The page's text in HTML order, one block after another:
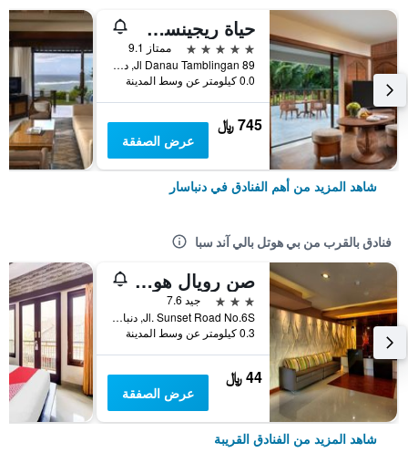
حياة ريجينسي بالي
5 نجوم
ممتاز 9.1
Jl Danau Tamblingan 89, دنباسار, إندونيسيا
0.0 كيلومتر عن وسط المدينة
745 ﷼
عرض الصفقة
شاهد المزيد من أهم الفنادق في دنباسار
فنادق بالقرب من بي هوتل بالي آند سبا
صن رويال هوتل
3 نجوم
جيد 7.6
Jl. Sunset Road No.6S, دنباسار, إندونيسيا
0.3 كيلومتر عن وسط المدينة
44 ﷼
عرض الصفقة
شاهد المزيد من الفنادق القريبة